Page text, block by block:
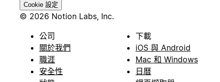
Cookie 設定
© 2026 Notion Labs, Inc.
公司
關於我們
職涯
安全性
下載
iOS 與 Android
Mac 和 Windows
日曆